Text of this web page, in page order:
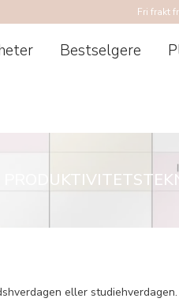
Fri frakt
Bestselgere
eller